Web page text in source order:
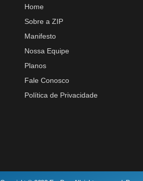
Home
Sobre a ZIP
Manifesto
Nossa Equipe
Planos
Fale Conosco
Política de Privacidade